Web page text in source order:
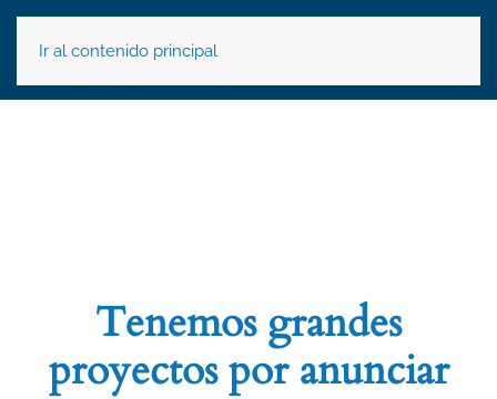
Ir al contenido principal
Tenemos grandes
proyectos por anunciar